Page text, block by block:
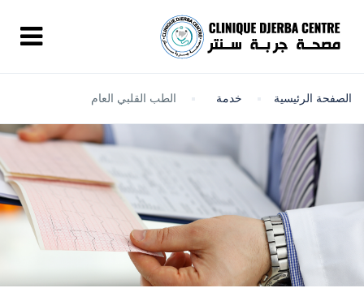
الصفحة الرئيسية خدمة الطب القلبي العام